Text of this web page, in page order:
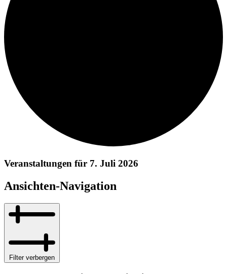
Veranstaltungen für 7. Juli 2026
Ansichten-Navigation
Filter verbergen